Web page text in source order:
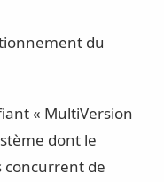
du
« MultiVersion
dont le
concurrent de